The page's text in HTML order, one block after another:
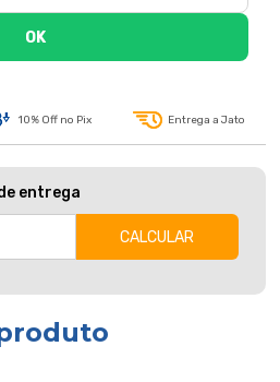
10% Off no Pix Entrega a Jato
entrega